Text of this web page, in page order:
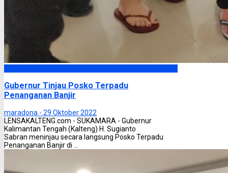
Gubernur Tinjau Posko Terpadu
Penanganan Banjir
maradona - 29 Oktober 2022
LENSAKALTENG.com - SUKAMARA - Gubernur
Kalimantan Tengah (Kalteng) H. Sugianto
Sabran meninjau secara langsung Posko Terpadu
Penanganan Banjir di ...